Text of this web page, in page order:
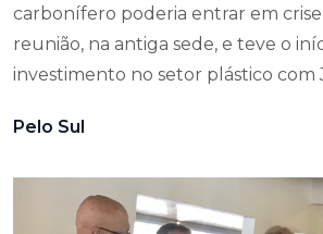
carbonífero poderia entrar em
reunião, na antiga sede, e teve o
investimento no setor plástico com
Pelo Sul